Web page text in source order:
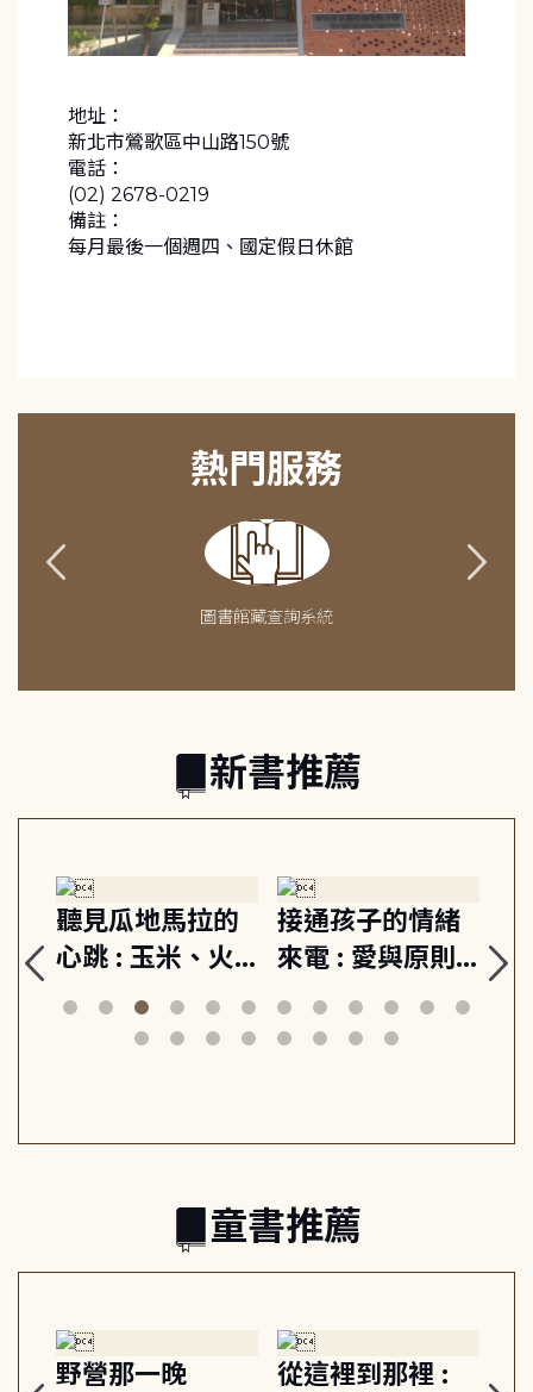
地址：
新北市鶯歌區中山路150號
電話：
(02) 2678-0219
備註：
每月最後一個週四、國定假日休館
熱門服務
圖書館藏查詢系統
新書推薦
聽見瓜地馬拉的
心跳 : 玉米、火
山與信仰, 外交官
筆下的現代馬雅
接通孩子的情緒
來電 : 愛與原則,
建立教養的安定
節奏 22個行動練
關
童書推薦
野營那一晚
從這裡到那裡 :